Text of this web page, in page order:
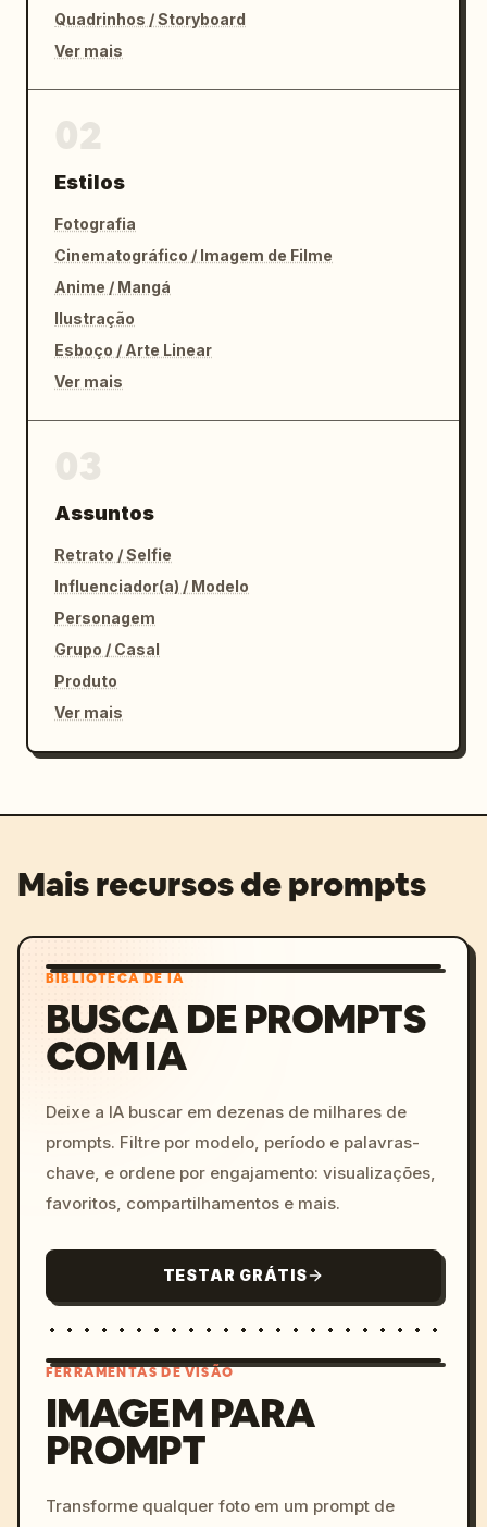
Quadrinhos / Storyboard
Ver mais
Estilos
Fotografia
Cinematográfico / Imagem de Filme
Anime / Mangá
Ilustração
Esboço / Arte Linear
Ver mais
Assuntos
Retrato / Selfie
Influenciador(a) / Modelo
Personagem
Grupo / Casal
Produto
Ver mais
Mais recursos de prompts
BIBLIOTECA DE IA
BUSCA DE PROMPTS
COM IA
Deixe a IA buscar em dezenas de milhares de
prompts. Filtre por modelo, período e palavras-
chave, e ordene por engajamento: visualizações,
favoritos, compartilhamentos e mais.
TESTAR GRÁTIS
colors, 8k --v 6.0
FERRAMENTAS DE VISÃO
IMAGEM PARA
PROMPT
Transforme qualquer foto em um prompt de